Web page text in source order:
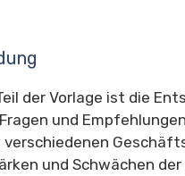
der Vorlage ist die
und
und Schwächen